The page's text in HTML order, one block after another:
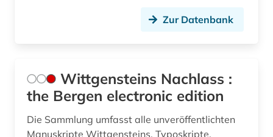
Zur Datenbank
Wittgensteins Nachlass :
the Bergen electronic edition
Die Sammlung umfasst alle unveröffentlichten
Manuskripte Wittgensteins, Typoskripte,